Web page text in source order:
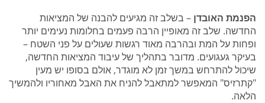
הפנמת האובדן – בשלב זה מגיעים להבנה של המציאות
החדשה. שלב זה מאופיין הרבה פעמים בחלומות נעימים יותר
ופחות על המת ובהרבה מאוד רגשות שעולים על פני השטח –
בעיקר געגועים. מדובר בתהליך של עיבוד המציאות החדשה,
שיכול להתרחש במשך זמן לא מוגדר, אולם בסופו יש מעין
"קתרזיס" המאפשר למתאבל להניח את האבל מאחוריו ולהמשיך
הלאה.